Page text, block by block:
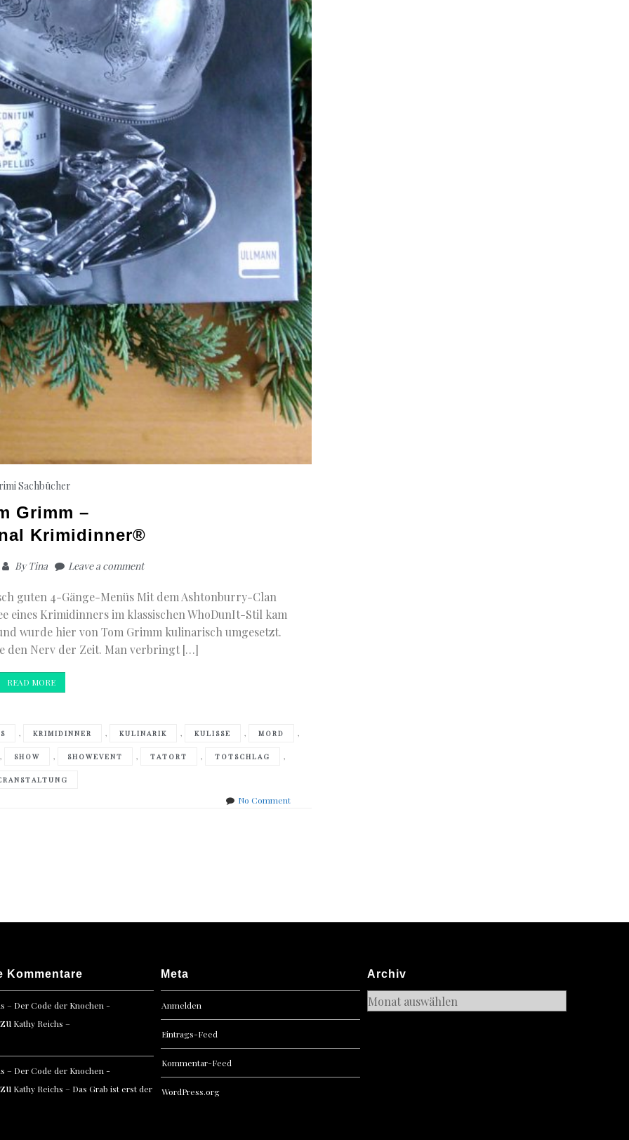
Sachbücher
Grimm –
Krimidinner®
ByTina Leave a comment
guten 4-Gänge-Menüs Mit dem Ashtonburry-Clan
eines Krimidinners im klassischen WhoDunIt-Stil kam
wurde hier von Tom Grimm kulinarisch umgesetzt.
den Nerv der Zeit. Man verbringt […]
READ MORE
, KRIMIDINNER , KULINARIK , KULISSE , MORD ,
, SHOW , SHOWEVENT , TATORT , TOTSCHLAG ,
No Commenton
Kommentare
– Der Code der Knochen -
Kathy Reichs –
– Der Code der Knochen -
Kathy Reichs – Das Grab ist erst der
Meta
Anmelden
Eintrags-Feed
Kommentar-Feed
WordPress.org
Archiv
Archiv